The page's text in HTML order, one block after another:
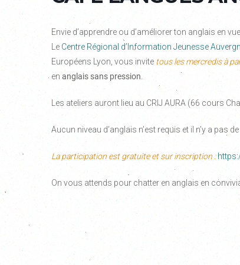
Envie d’apprendre ou d’améliorer ton anglais en
Le Centre Régional d’Information Jeunesse
Européens Lyon, vous invite tous les mercredis à
en anglais sans pression
Les ateliers auront lieu au CRIJ AURA (66 cours
Aucun niveau d’anglais n’est requis et il n’y a pas de
La participation est gratuite et sur inscription :
On vous attends pour chatter en anglais en